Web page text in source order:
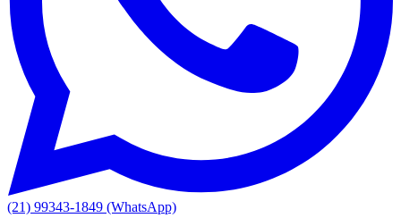
(21) 99343-1849 (WhatsApp)